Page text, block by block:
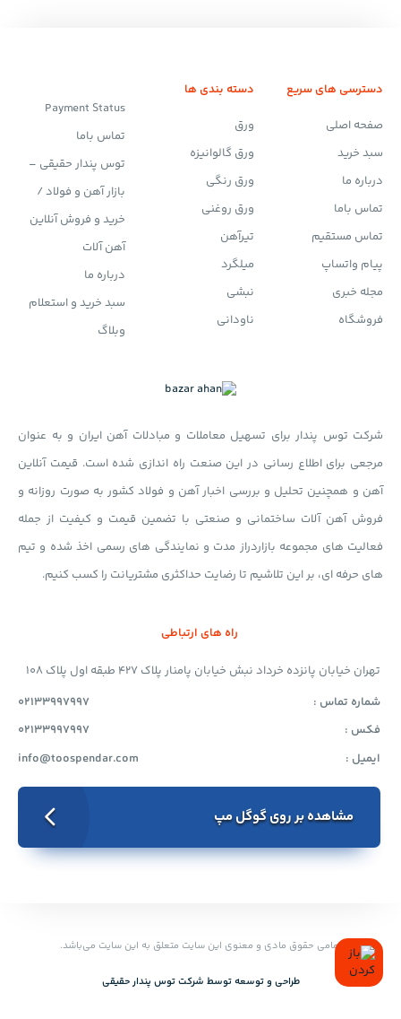
دسترسی های سریع
صفحه اصلی
سبد خرید
درباره ما
تماس باما
تماس مستقیم
پیام واتساپ
مجله خبری
فروشگاه
دسته بندی ها
ورق
ورق گالوانیزه
ورق رنگی
ورق روغنی
تیرآهن
میلگرد
نبشی
ناودانی
Payment Status
تماس باما
توس پندار حقیقی –
بازار آهن و فولاد /
خرید و فروش آنلاین
آهن آلات
درباره ما
سبد خرید و استعلام
وبلاگ
شرکت توس پندار برای تسهیل معاملات و مبادلات آهن ایران و به عنوان
مرجعی برای اطلاع رسانی در این صنعت راه اندازی شده است. قیمت آنلاین
آهن و همچنین تحلیل و بررسی اخبار آهن و فولاد کشور به صورت روزانه و
فروش آهن آلات ساختمانی و صنعتی با تضمین قیمت و کیفیت از جمله
فعالیت های مجموعه بازاردراز مدت و نمایندگی های رسمی اخذ شده و تیم
های حرفه ای، بر این تلاشیم تا رضایت حداکثری مشتریانت را کسب کنیم.
راه های ارتباطی
تهران خیابان پانزده خرداد نبش خیابان پامنار پلاک 427 طبقه اول پلاک 108
شماره تماس :
02133997997
فکس :
02133997997
ایمیل :
info@toospendar.com
مشاهده بر روی گوگل مپ
تمامی حقوق مادی و معنوی این سایت متعلق به این سایت می‌باشد.
طراحی و توسعه توسط‌ شرکت توس پندار حقیقی